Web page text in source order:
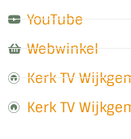
YouTube
Webwinkel
Kerk TV
Kerk TV